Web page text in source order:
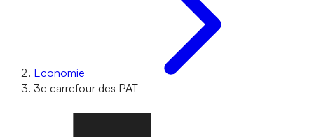
Economie
3e carrefour des PAT